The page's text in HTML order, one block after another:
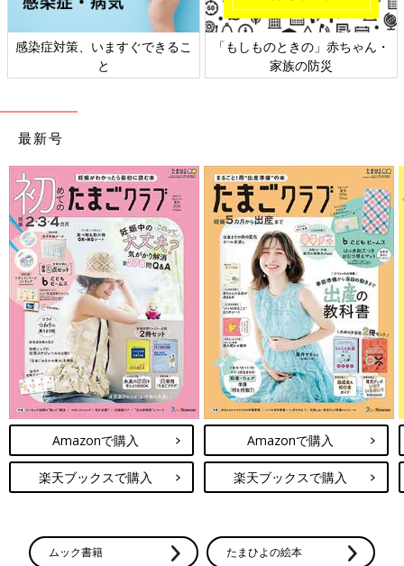
しものときの」赤ちゃん・
家族の防災
日本外来小児科学会リーフレッ
ト検討会
六
最新号
Amazonで購入
楽天ブックスで購入
Amazonで購入
楽天ブックスで購入
ムック書籍 たまひよの絵本